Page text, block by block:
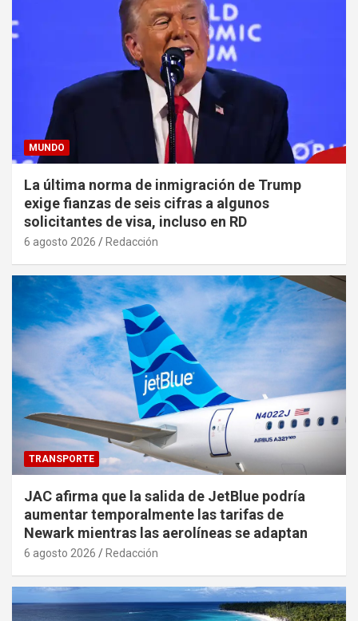
MUNDO
La última norma de inmigración de Trump
exige fianzas de seis cifras a algunos
solicitantes de visa, incluso en RD
6 agosto 2026 Redacción
TRANSPORTE
JAC afirma que la salida de JetBlue podría
aumentar temporalmente las tarifas de
Newark mientras las aerolíneas se adaptan
6 agosto 2026 Redacción